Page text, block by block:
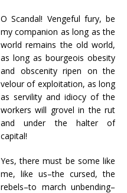
O Scandal! Vengeful fury, be
my companion as long as the
world remains the old world,
as long as bourgeois obesity
and obscenity ripen on the
velour of exploitation, as long
as servility and idiocy of the
workers will grovel in the rut
and under the halter of
capital!
Yes, there must be some like
me, like us–the cursed, the
rebels–to march unbending–